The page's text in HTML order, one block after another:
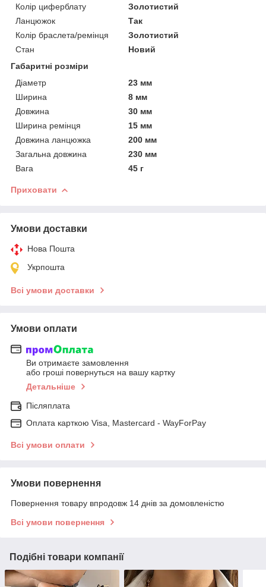
Колір циферблату
Золотистий
Ланцюжок
Так
Колір браслета/ремінця
Золотистий
Стан
Новий
Габаритні розміри
Діаметр
23 мм
Ширина
8 мм
Довжина
30 мм
Ширина ремінця
15 мм
Довжина ланцюжка
200 мм
Загальна довжина
230 мм
Вага
45 г
Приховати
Умови доставки
Нова Пошта
Укрпошта
Всі умови доставки
Умови оплати
Ви отримаєте замовлення
або гроші повернуться на вашу картку
Детальніше
Післяплата
Оплата карткою Visa, Mastercard - WayForPay
Всі умови оплати
Умови повернення
Повернення товару впродовж 14 днів за домовленістю
Всі умови повернення
Подібні товари компанії